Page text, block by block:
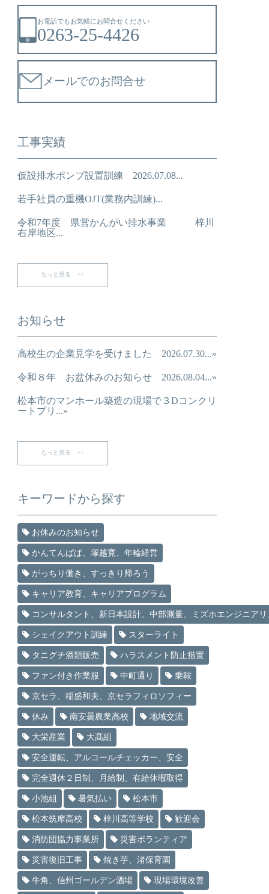
お電話でもお気軽にお問合せください
0263-25-4426
メールでのお問合せ
工事実績
仮設排水ポンプ設置訓練 2026.07.08...
若手社員の重機OJT(業務内訓練)...
令和7年度 県営かんがい排水事業 梓川
右岸地区...
もっと見る >>
お知らせ
高校生の企業見学を受けました 2026.07.30...»
令和８年 お盆休みのお知らせ 2026.08.04...»
松本市のマンホール築造の現場で３Dコンクリ
ートプリ...»
もっと見る >>
キーワードから探す
お休みのお知らせ
かんてんぱぱ、塚越寛、年輪経営
がっちり働き、すっきり帰ろう
キャリア教育、キャリアプログラム
コンサルタント、新日本設計、中部測量、ミズホエンジニアリ
シェイクアウト訓練 スターライト
タニグチ酒類販売 ハラスメント防止措置
ファン付き作業服 中町通り 乗鞍
京セラ、稲盛和夫、京セラフィロソフィー
休み 南安曇農業高校 地域交流
大栄産業 大髙組
安全運転、アルコールチェッカー、安全
完全週休２日制、月給制、有給休暇取得
小池組 暑気払い 松本市
松本筑摩高校 梓川高等学校 歓迎会
消防団協力事業所 災害ボランティア
災害復旧工事 焼き芋、渚保育園
牛角、信州ゴールデン酒場 現場環境改善